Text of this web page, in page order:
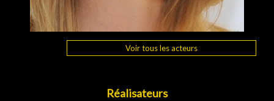
Voir tous les acteurs
Réalisateurs